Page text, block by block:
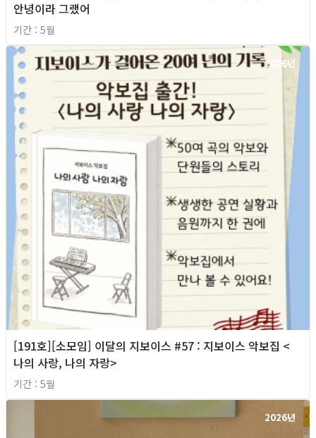
안녕이라 그랬어
기간 : 5월
2026년
[191호][소모임] 이달의 지보이스 #57 : 지보이스 악보집 <
나의 사랑, 나의 자랑>
기간 : 5월
2026년